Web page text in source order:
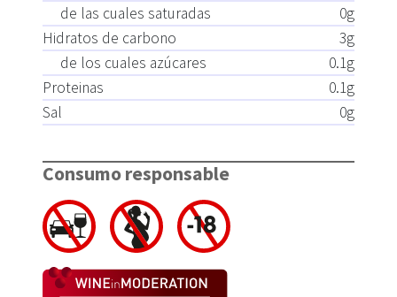
de las cuales saturadas
0g
Hidratos de carbono
3g
de los cuales azúcares
0.1g
Proteinas
0.1g
Sal
0g
Consumo responsable